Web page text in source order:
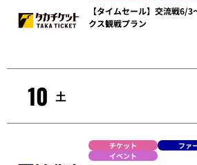
【タイムセール】交流戦6/
クス観戦プラン
10 土
チケット
ファ
イベント